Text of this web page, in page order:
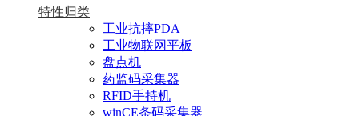
特性归类
工业抗摔PDA
工业物联网平板
盘点机
药监码采集器
RFID手持机
winCE条码采集器